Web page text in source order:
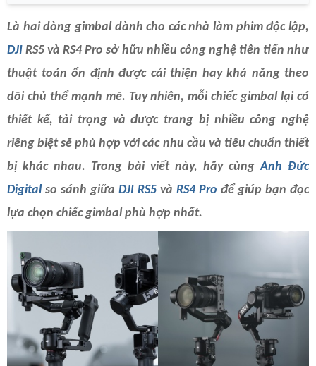
Là hai dòng gimbal dành cho các nhà làm phim độc lập,
DJI RS5 và RS4 Pro sở hữu nhiều công nghệ tiên tiến như
thuật toán ổn định được cải thiện hay khả năng theo
dõi chủ thể mạnh mẽ. Tuy nhiên, mỗi chiếc gimbal lại có
thiết kế, tải trọng và được trang bị nhiều công nghệ
riêng biệt sẽ phù hợp với các nhu cầu và tiêu chuẩn thiết
bị khác nhau. Trong bài viết này, hãy cùngAnh Đức
Digital so sánh giữa DJI RS5 và RS4 Pro để giúp bạn đọc
lựa chọn chiếc gimbal phù hợp nhất.